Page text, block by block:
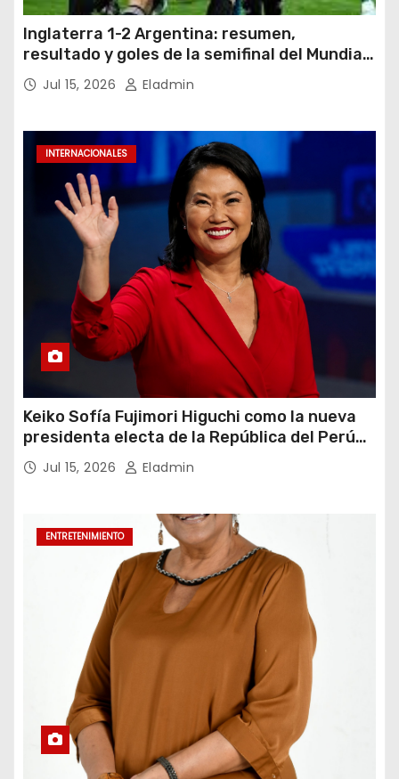
Inglaterra 1-2 Argentina: resumen,
resultado y goles de la semifinal del Mundial
2026Jul 15, 2026 Eladmin
INTERNACIONALES
Keiko Sofía Fujimori Higuchi como la nueva
presidenta electa de la República del Perú
para el periodo constitucional 2026-2031
Jul 15, 2026 Eladmin
ENTRETENIMIENTO